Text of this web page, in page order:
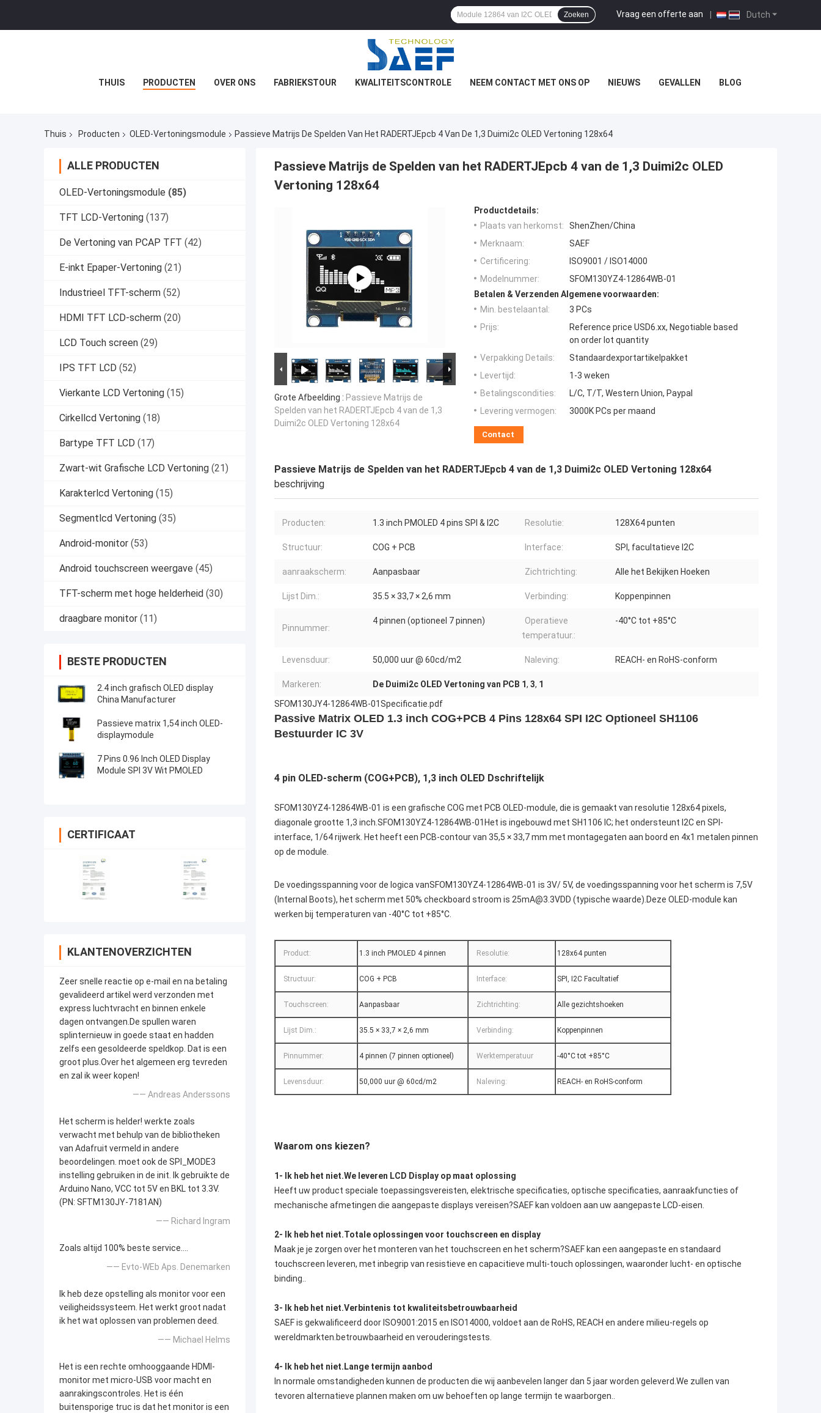
Dutch
Vraag een offerte aan |
Zoeken
THUIS PRODUCTEN OVER ONS FABRIEKSTOUR KWALITEITSCONTROLE NEEM CONTACT MET ONS OP NIEUWS GEVALLEN BLOG
Thuis Producten OLED-Vertoningsmodule Passieve Matrijs De Spelden Van Het RADERTJEpcb 4 Van De 1,3 Duimi2c OLED Vertoning 128x64
ALLE PRODUCTEN
OLED-Vertoningsmodule (85)
TFT LCD-Vertoning (137)
De Vertoning van PCAP TFT (42)
E-inkt Epaper-Vertoning (21)
Industrieel TFT-scherm (52)
HDMI TFT LCD-scherm (20)
LCD Touch screen (29)
IPS TFT LCD (52)
Vierkante LCD Vertoning (15)
Cirkellcd Vertoning (18)
Bartype TFT LCD (17)
Zwart-wit Grafische LCD Vertoning (21)
Karakterlcd Vertoning (15)
Segmentlcd Vertoning (35)
Android-monitor (53)
Android touchscreen weergave (45)
TFT-scherm met hoge helderheid (30)
draagbare monitor (11)
BESTE PRODUCTEN
2.4 inch grafisch OLED display
China Manufacturer
Passieve matrix 1,54 inch OLED-
displaymodule
7 Pins 0.96 Inch OLED Display
Module SPI 3V Wit PMOLED
CERTIFICAAT
KLANTENOVERZICHTEN
Zeer snelle reactie op e-mail en na betaling
gevalideerd artikel werd verzonden met
express luchtvracht en binnen enkele
dagen ontvangen.De spullen waren
splinternieuw in goede staat en hadden
zelfs een gesoldeerde speldkop. Dat is een
groot plus.Over het algemeen erg tevreden
en zal ik weer kopen!
—— Andreas Anderssons
Het scherm is helder! werkte zoals
verwacht met behulp van de bibliotheken
van Adafruit vermeld in andere
beoordelingen. moet ook de SPI_MODE3
instelling gebruiken in de init. Ik gebruikte de
Arduino Nano, VCC tot 5V en BKL tot 3.3V.
(PN: SFTM130JY-7181AN)
—— Richard Ingram
Zoals altijd 100% beste service....
—— Evto-WEb Aps. Denemarken
Ik heb deze opstelling als monitor voor een
veiligheidssysteem. Het werkt groot nadat
ik het wat oplossen van problemen deed.
—— Michael Helms
Het is een rechte omhooggaande HDMI-
monitor met micro-USB voor macht en
aanrakingscontroles. Het is één
buitensporige truc is dat het monitor is een
Passieve Matrijs de Spelden van het RADERTJEpcb 4 van de 1,3 Duimi2c OLED
Vertoning 128x64
Grote Afbeelding : Passieve Matrijs de
Spelden van het RADERTJEpcb 4 van de 1,3
Duimi2c OLED Vertoning 128x64
Productdetails:
Plaats van herkomst:
ShenZhen/China
Merknaam:
SAEF
Certificering:
ISO9001 / ISO14000
Modelnummer:
SFOM130YZ4-12864WB-01
Betalen & Verzenden Algemene voorwaarden:
Min. bestelaantal:
3 PCs
Prijs:
Reference price USD6.xx, Negotiable based
on order lot quantity
Verpakking Details:
Standaardexportartikelpakket
Levertijd:
1-3 weken
Betalingscondities:
L/C, T/T, Western Union, Paypal
Levering vermogen:
3000K PCs per maand
Contact
Passieve Matrijs de Spelden van het RADERTJEpcb 4 van de 1,3 Duimi2c OLED Vertoning 128x64
beschrijving
Producten: 1.3 inch PMOLED 4 pins SPI & I2C Resolutie: 128X64 punten
Structuur: COG + PCB Interface: SPI, facultatieve I2C
aanraakscherm: Aanpasbaar Zichtrichting: Alle het Bekijken Hoeken
Lijst Dim.: 35.5 × 33,7 × 2,6 mm Verbinding: Koppenpinnen
Pinnummer:
4 pinnen (optioneel 7 pinnen)
Operatieve
temperatuur.:
-40°C tot +85°C
Levensduur: 50,000 uur @ 60cd/m2 Naleving: REACH- en RoHS-conform
Markeren: De Duimi2c OLED Vertoning van PCB 1, 3, 1
SFOM130JY4-12864WB-01Specificatie.pdf
Passive Matrix OLED 1.3 inch COG+PCB 4 Pins 128x64 SPI I2C Optioneel SH1106
Bestuurder IC 3V
4 pin OLED-scherm (COG+PCB), 1,3 inch OLED Dschriftelijk
SFOM130YZ4-12864WB-01 is een grafische COG met PCB OLED-module, die is gemaakt van resolutie 128x64 pixels,
diagonale grootte 1,3 inch.SFOM130YZ4-12864WB-01 Het is ingebouwd met SH1106 IC; het ondersteunt I2C en SPI-
interface, 1/64 rijwerk. Het heeft een PCB-contour van 35,5 × 33,7 mm met montagegaten aan boord en 4x1 metalen pinnen
op de module.
De voedingsspanning voor de logica vanSFOM130YZ4-12864WB-01 is 3V/ 5V, de voedingsspanning voor het scherm is 7,5V
(Internal Boots), het scherm met 50% checkboard stroom is 25mA@3.3VDD (typische waarde).Deze OLED-module kan
werken bij temperaturen van -40°C tot +85°C.
Product: 1.3 inch PMOLED 4 pinnen Resolutie: 128x64 punten
Structuur: COG + PCB Interface: SPI, I2C Facultatief
Touchscreen: Aanpasbaar Zichtrichting: Alle gezichtshoeken
Lijst Dim.: 35.5 × 33,7 × 2,6 mm Verbinding: Koppenpinnen
Pinnummer: 4 pinnen (7 pinnen optioneel) Werktemperatuur -40°C tot +85°C
Levensduur: 50,000 uur @ 60cd/m2 Naleving: REACH- en RoHS-conform
Waarom ons kiezen?
1 - Ik heb het niet.We leveren LCD Display op maat oplossing
Heeft uw product speciale toepassingsvereisten, elektrische specificaties, optische specificaties, aanraakfuncties of
mechanische afmetingen die aangepaste displays vereisen?SAEF kan voldoen aan uw aangepaste LCD-eisen.
2- Ik heb het niet.Totale oplossingen voor touchscreen en display
Maak je je zorgen over het monteren van het touchscreen en het scherm?SAEF kan een aangepaste en standaard
touchscreen leveren, met inbegrip van resistieve en capacitieve multi-touch oplossingen, waaronder lucht- en optische
binding..
3- Ik heb het niet.Verbintenis tot kwaliteitsbetrouwbaarheid
SAEF is gekwalificeerd door ISO9001:2015 en ISO14000, voldoet aan de RoHS, REACH en andere milieu-regels op
wereldmarkten.betrouwbaarheid en verouderingstests.
4- Ik heb het niet. Lange termijn aanbod
In normale omstandigheden kunnen de producten die wij aanbevelen langer dan 5 jaar worden geleverd.We zullen van
tevoren alternatieve plannen maken om uw behoeften op lange termijn te waarborgen..